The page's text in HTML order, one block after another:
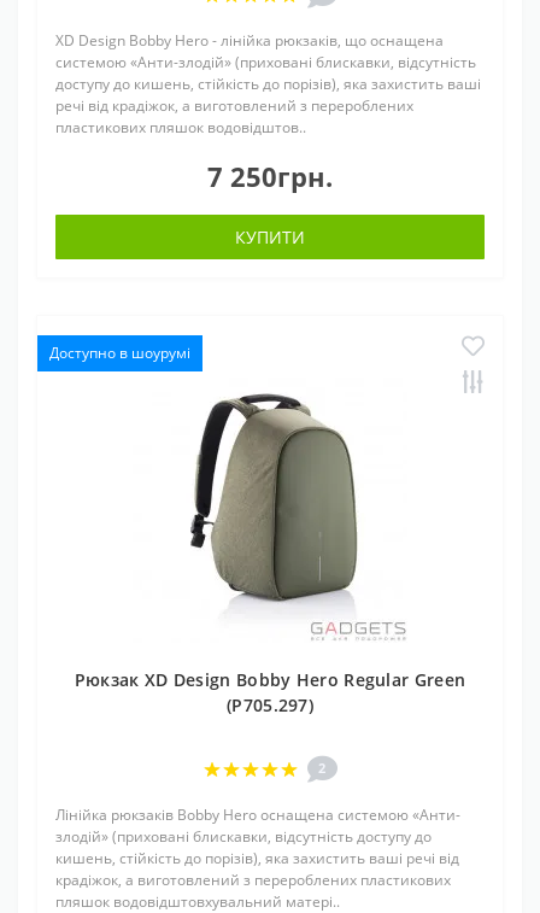
XD Design Bobby Hero - лінійка рюкзаків, що оснащена
системою «Анти-злодій» (приховані блискавки, відсутність
доступу до кишень, стійкість до порізів), яка захистить ваші
речі від крадіжок, а виготовлений з перероблених
пластикових пляшок водовідштов..
7 250грн.
КУПИТИ
Доступно в шоурумі
Рюкзак XD Design Bobby Hero Regular Green
(P705.297)
2
Лінійка рюкзаків Bobby Hero оснащена системою «Анти-
злодій» (приховані блискавки, відсутність доступу до
кишень, стійкість до порізів), яка захистить ваші речі від
крадіжок, а виготовлений з перероблених пластикових
пляшок водовідштовхувальний матері..